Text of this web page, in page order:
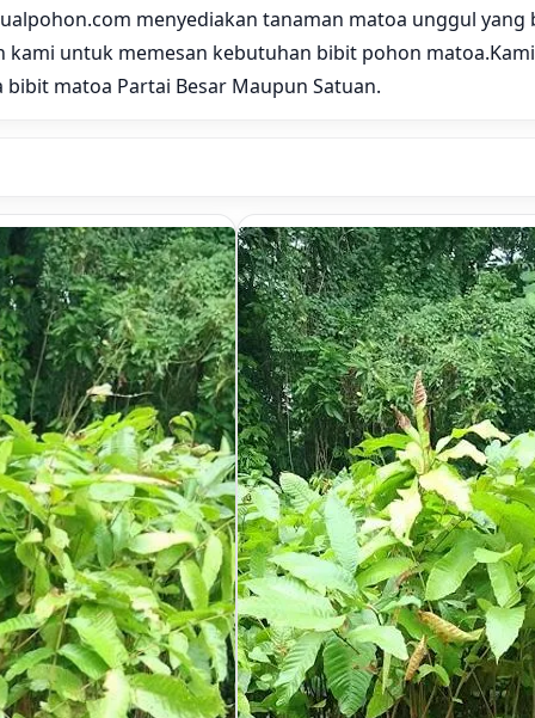
menyediakan tanaman matoa unggul yang
kami untuk memesan kebutuhan bibit pohon matoa.
matoa Partai Besar Maupun Satuan.